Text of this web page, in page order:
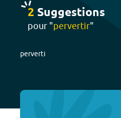
2 Suggestions
pour "pervertir"
perverti